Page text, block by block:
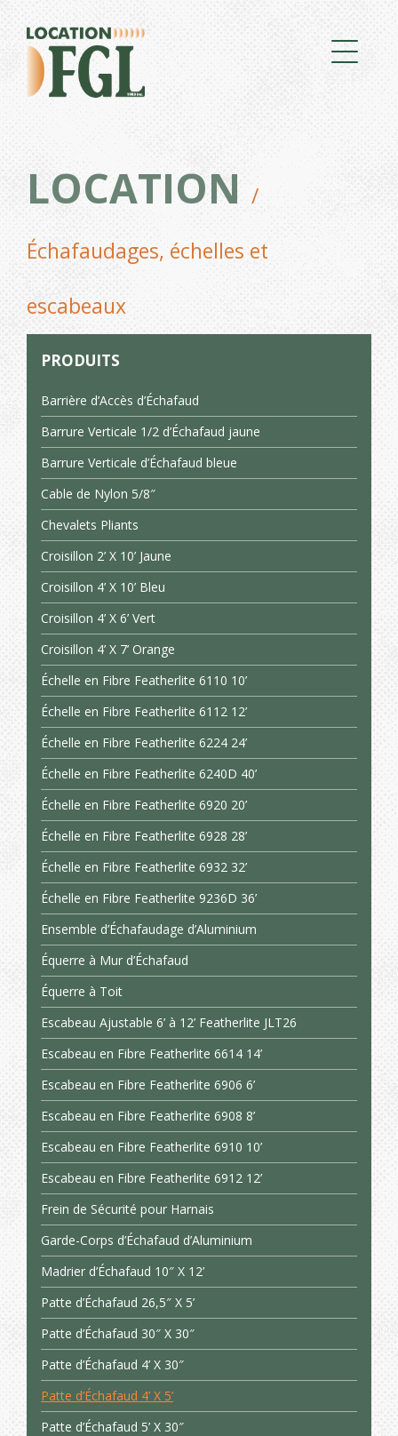
LOCATION /
Échafaudages, échelles et
escabeaux
PRODUITS
Barrière d’Accès d’Échafaud
Barrure Verticale 1/2 d’Échafaud jaune
Barrure Verticale d’Échafaud bleue
Cable de Nylon 5/8″
Chevalets Pliants
Croisillon 2’ X 10’ Jaune
Croisillon 4’ X 10’ Bleu
Croisillon 4’ X 6’ Vert
Croisillon 4’ X 7’ Orange
Échelle en Fibre Featherlite 6110 10’
Échelle en Fibre Featherlite 6112 12’
Échelle en Fibre Featherlite 6224 24’
Échelle en Fibre Featherlite 6240D 40’
Échelle en Fibre Featherlite 6920 20’
Échelle en Fibre Featherlite 6928 28’
Échelle en Fibre Featherlite 6932 32’
Échelle en Fibre Featherlite 9236D 36’
Ensemble d’Échafaudage d’Aluminium
Équerre à Mur d’Échafaud
Équerre à Toit
Escabeau Ajustable 6’ à 12’ Featherlite JLT26
Escabeau en Fibre Featherlite 6614 14’
Escabeau en Fibre Featherlite 6906 6’
Escabeau en Fibre Featherlite 6908 8’
Escabeau en Fibre Featherlite 6910 10’
Escabeau en Fibre Featherlite 6912 12’
Frein de Sécurité pour Harnais
Garde-Corps d’Échafaud d’Aluminium
Madrier d’Échafaud 10″ X 12’
Patte d’Échafaud 26,5″ X 5’
Patte d’Échafaud 30″ X 30″
Patte d’Échafaud 4’ X 30″
Patte d’Échafaud 4’ X 5’
Patte d’Échafaud 5’ X 30″